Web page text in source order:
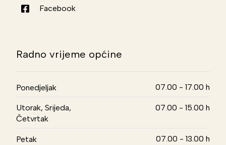
Facebook
Radno vrijeme općine
Ponedjeljak 07.00 - 17.00 h
Utorak, Srijeda,
Četvrtak
07.00 - 15.00 h
Petak 07.00 - 13.00 h